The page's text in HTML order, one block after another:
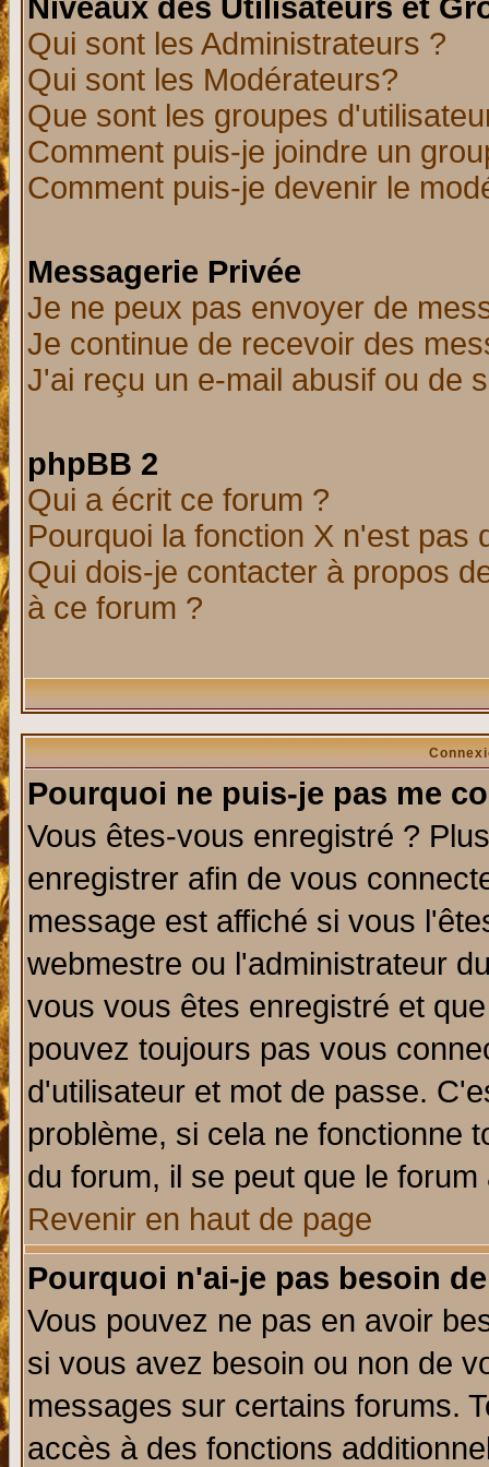
Niveaux des Utilisateurs et
Qui sont les Administrateurs ?
Qui sont les Modérateurs?
Que sont les groupes
Comment puis-je joindre un
Comment puis-je devenir le
Messagerie Privée
Je ne peux pas envoyer de
Je continue de recevoir des
J'ai reçu un e-mail abusif ou de
phpBB 2
Qui a écrit ce forum ?
Pourquoi la fonction X n'est pas
Qui dois-je contacter à propos
à ce forum ?
Pourquoi ne puis-je pas me
Vous êtes-vous enregistré ?
enregistrer afin de vous
message est affiché si vous
webmestre ou l'administrateur
vous vous êtes enregistré et
pouvez toujours pas vous
d'utilisateur et mot de passe.
problème, si cela ne fonctionne
du forum, il se peut que le
Revenir en haut de page
Pourquoi n'ai-je pas besoin
Vous pouvez ne pas en avoir
si vous avez besoin ou non de
messages sur certains forums.
accès à des fonctions